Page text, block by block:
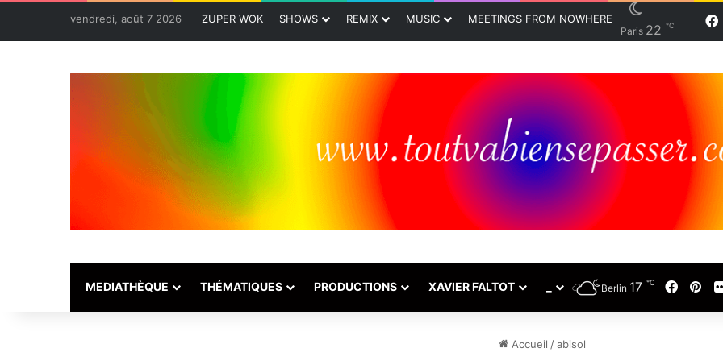
vendredi, août 7 2026 ZUPER WOK SHOWS REMIX MUSIC MEETINGS FROM NOWHERE
Paris 22 ℃
MEDIATHÈQUE THÉMATIQUES PRODUCTIONS XAVIER FALTOT Berlin 17 ℃
Accueil /abisol